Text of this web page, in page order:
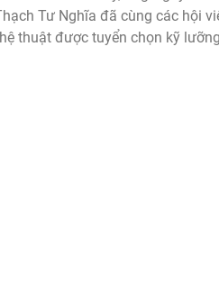
Tư Nghĩa đã cùng các hội
thuật được tuyển chọn kỹ